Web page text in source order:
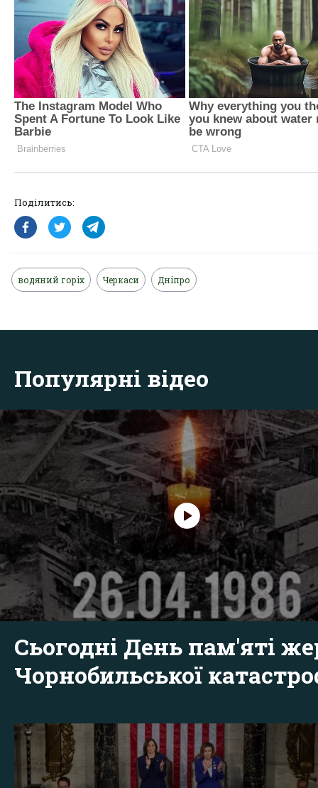
Поділитись:
водяний горіх Черкаси Дніпро
Популярні відео
Сьогодні День пам'яті
Чорнобильської